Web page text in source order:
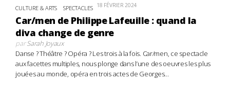
CULTURE & ARTS SPECTACLES 18 FÉVRIER 2024
Car/men de Philippe Lafeuille : quand la
diva change de genre
parSarah Joyaux
Danse ? Théâtre ? Opéra ? Les trois à la fois. Car/men, ce spectacle
aux facettes multiples, nous plonge dans l’une des oeuvres les plus
jouées au monde, opéra en trois actes de Georges...